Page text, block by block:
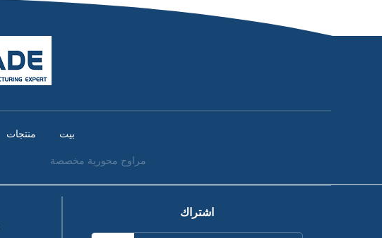
بيت منتجات
مراوح محورية مخصصة
اشتراك